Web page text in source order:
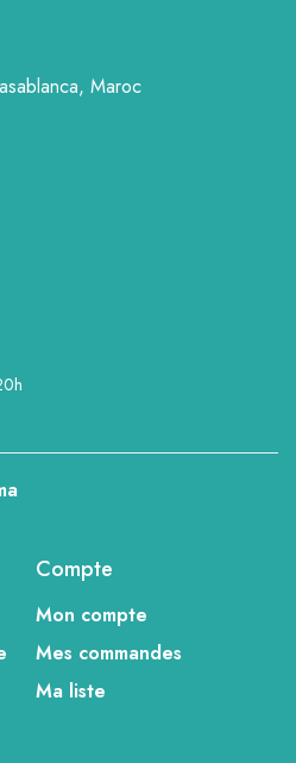
Maroc
Compte
Mon compte
Mes commandes
Ma liste